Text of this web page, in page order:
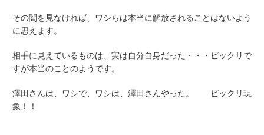
その闇を見なければ、ワシらは本当に解放されることはないよう
に思えます。
相手に見えているものは、実は自分自身だった・・・ビックリで
すが本当のことのようです。
澤田さんは、ワシで、ワシは、澤田さんやった。 ビックリ現
象！！